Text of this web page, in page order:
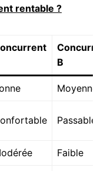
rentable ?
B
Moyenne
Passable
Faible